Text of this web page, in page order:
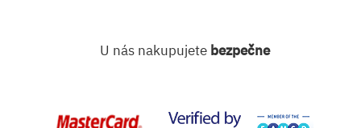
U nás nakupujete bezpečne